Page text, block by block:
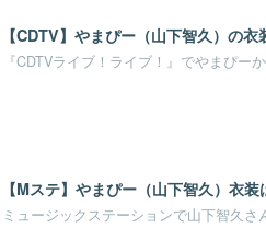
【CDTV】やまぴー（山下智久）の
『CDTVライブ！ライブ！』でやまぴ
【Mステ】やまぴー（山下智久）衣
ミュージックステーションで山下智久